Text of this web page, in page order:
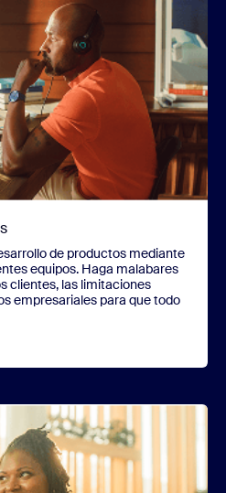
de productos mediante
equipos. Haga malabares
clientes, las limitaciones
empresariales para que todo